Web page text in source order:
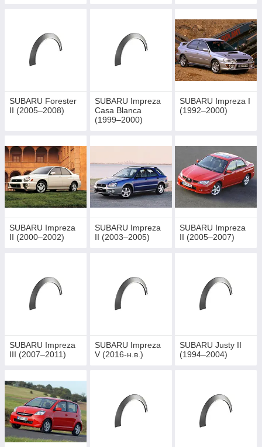
SUBARU Forester
II (2005–2008)
SUBARU Impreza
Casa Blanca
(1999–2000)
SUBARU Impreza I
(1992–2000)
SUBARU Impreza
II (2000–2002)
SUBARU Impreza
II (2003–2005)
SUBARU Impreza
II (2005–2007)
SUBARU Impreza
III (2007–2011)
SUBARU Impreza
V (2016-н.в.)
SUBARU Justy II
(1994–2004)